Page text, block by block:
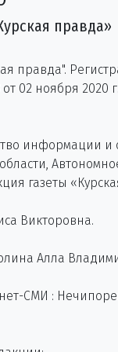
правда»
правда".
02 ноября 2020
информации и
газеты
Викторовна.
Алла
СМИ :